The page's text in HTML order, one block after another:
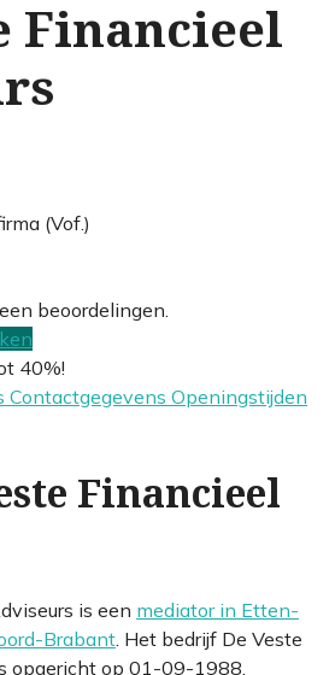
Financieel
(Vof.)
beoordelingen.
40%!
Contactgegevens Openingstijden
Financieel
is een mediator in Etten-
Brabant . Het bedrijf De Veste
opgericht op 01-09-1988.